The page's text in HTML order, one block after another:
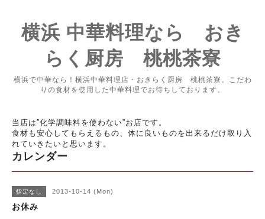
横浜 中華料理なら おき
らく厨房 桃桃茶寮
横浜で中華なら！横浜中華料理店・おきらく厨房 桃桃茶寮。こだわ
りの食材を使用した中華料理でお待ちしております。
当店は”化学調味料を使わない”お店です。
食材も安心してもらえるもの、体に良いものを出来るだけ取り入
れていきたいと思います。
カレンダー
指定なし 2013-10-14 (Mon)
お休み